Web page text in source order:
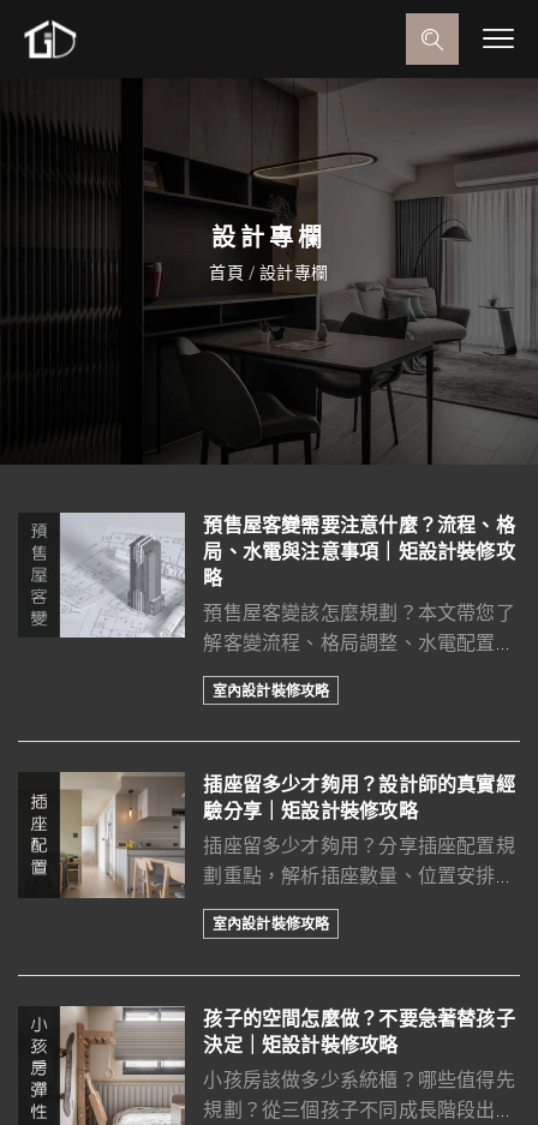
設計專欄
首頁 / 設計專欄
預售屋客變需要注意什麼？流程、格
局、水電與注意事項｜矩設計裝修攻
略
預售屋客變該怎麼規劃？本文帶您了
解客變流程、格局調整、水電配置與
退料退工重點，掌握客變黃金時機，
減少交屋後拆改成本，打造真正符合
室內設計裝修攻略
插座留多少才夠用？設計師的真實經
驗分享｜矩設計裝修攻略
插座留多少才夠用？分享插座配置規
劃重點，解析插座數量、位置安排、
電路迴路與網路孔配置，避免入住後
插座不足、延長線滿地的裝修後悔問
室內設計裝修攻略
孩子的空間怎麼做？不要急著替孩子
決定｜矩設計裝修攻略
小孩房該做多少系統櫃？哪些值得先
規劃？從三個孩子不同成長階段出